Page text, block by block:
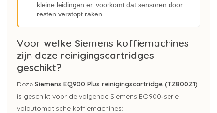
kleine leidingen en voorkomt dat sensoren door
resten verstopt raken.
Voor welke Siemens koffiemachines
zijn deze reinigingscartridges
geschikt?
Deze Siemens EQ900 Plus reinigingscartridge (TZ800Z1)
is geschikt voor de volgende Siemens EQ900‑serie
volautomatische koffiemachines: